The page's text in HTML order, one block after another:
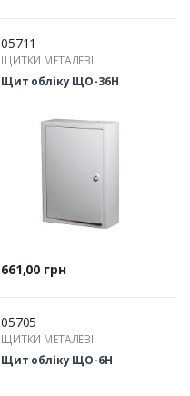
05711
ЩИТКИ МЕТАЛЕВІ
Щит обліку ЩО-36Н
Ціна
661,00 грн
05705
ЩИТКИ МЕТАЛЕВІ
Щит обліку ЩО-6Н